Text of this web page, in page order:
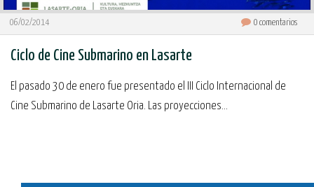
06/02/2014 0 comentarios
Ciclo de Cine Submarino en Lasarte
El pasado 30 de enero fue presentado el III Ciclo Internacional de
Cine Submarino de Lasarte Oria. Las proyecciones...